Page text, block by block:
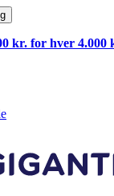
kr. for hver 4.000